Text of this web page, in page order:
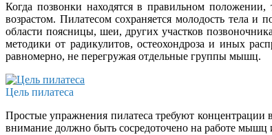
Когда позвонки находятся в правильном
возрастом. Пилатесом сохраняется молодость тела и
области поясницы, шеи, других участков
методики от радикулитов, остеохондроза и иных
равномерно, не перегружая отдельные группы мышц.
Цель пилатеса
Простые упражнения пилатеса требуют концентрации
внимание должно быть сосредоточено на работе мышц